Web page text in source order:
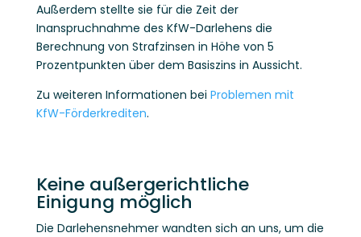
Außerdem stellte sie für die Zeit der
Inanspruchnahme des KfW-Darlehens die
Berechnung von Strafzinsen in Höhe von 5
Prozentpunkten über dem Basiszins in Aussicht.
Zu weiteren Informationen bei Problemen mit
KfW-Förderkrediten.
Keine außergerichtliche
Einigung möglich
Die Darlehensnehmer wandten sich an uns, um die